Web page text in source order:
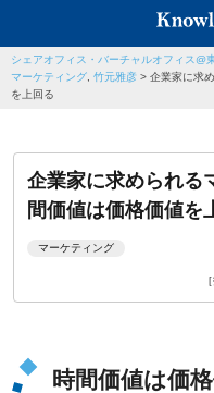
シェアオフィス・バーチャルオフィス@
マーケティング 竹元雅彦 > 企業家に求
を上回る
企業家に求められ
間価値は価格価値を
マーケティング
時間価値は価